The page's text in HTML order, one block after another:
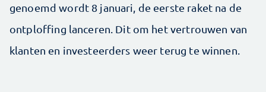
genoemd wordt 8 januari, de eerste raket na de
ontploffing lanceren. Dit om het vertrouwen van
klanten en investeerders weer terug te winnen.